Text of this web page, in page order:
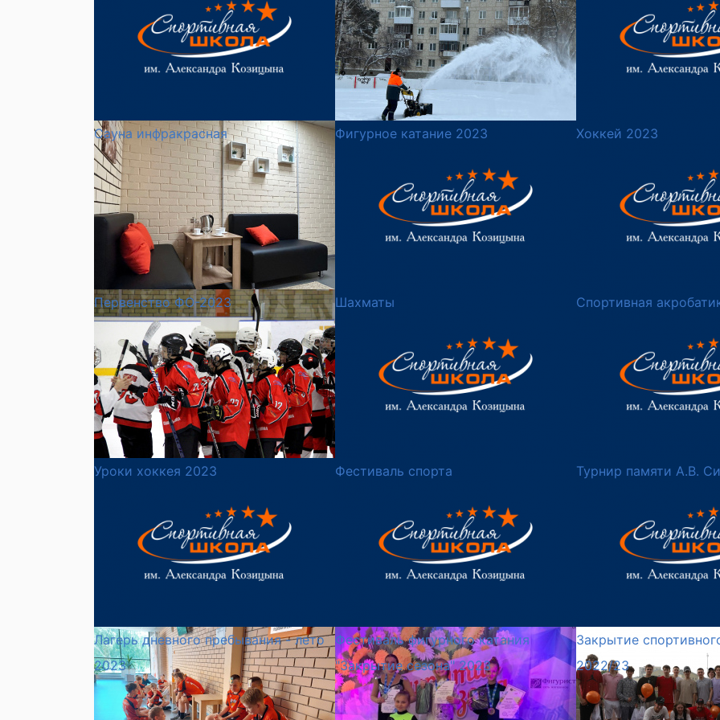
Сауна инфракрасная Фигурное катание 2023 Хоккей 2023
Первенство ФО-2023 Шахматы Спортивная
Уроки хоккея 2023 Фестиваль спорта Турнир памяти А.В.
Лагерь дневного пребывания - лето
2023
Фестиваль фигурного катания
"Закрытие сезона" 2023
Закрытие
2022/23